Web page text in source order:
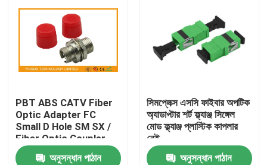
PBT ABS CATV Fiber
Optic Adapter FC
Small D Hole SM SX /
Fiber Optic Coupler
অনুসন্ধান পাঠান
সিমপ্লেক্স এসসি ফাইবার অপটিক
অ্যাডাপ্টার শর্ট ফ্ল্যাঞ্জ সিঙ্গেল
মোড ফ্ল্যাঞ্জ প্লাস্টিক কাপলার
নেই
অনুসন্ধান পাঠান